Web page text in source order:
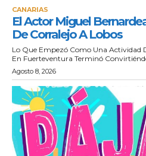
CANARIAS
El Actor Miguel
De Corralejo A Lobos
Lo Que Empezó Como Una Actividad
En Fuerteventura Terminó
Agosto 8, 2026